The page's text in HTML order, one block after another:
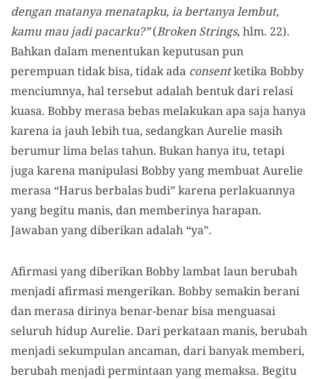
dengan matanya menatapku, ia bertanya lembut,
kamu mau jadi pacarku?”(Broken Strings, hlm. 22).
Bahkan dalam menentukan keputusan pun
perempuan tidak bisa, tidak ada consentketika Bobby
menciumnya, hal tersebut adalah bentuk dari relasi
kuasa. Bobby merasa bebas melakukan apa saja hanya
karena ia jauh lebih tua, sedangkan Aurelie masih
berumur lima belas tahun. Bukan hanya itu, tetapi
juga karena manipulasi Bobby yang membuat Aurelie
merasa “Harus berbalas budi” karena perlakuannya
yang begitu manis, dan memberinya harapan.
Jawaban yang diberikan adalah “ya”.
Afirmasi yang diberikan Bobby lambat laun berubah
menjadi afirmasi mengerikan. Bobby semakin berani
dan merasa dirinya benar-benar bisa menguasai
seluruh hidup Aurelie. Dari perkataan manis, berubah
menjadi sekumpulan ancaman, dari banyak memberi,
berubah menjadi permintaan yang memaksa. Begitu